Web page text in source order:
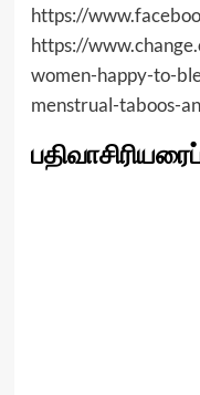
https://
https://
women-happy-to-
menstrual-taboos-